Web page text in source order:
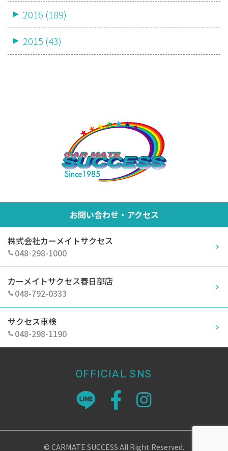
2016 (189)
2015 (43)
お問い合わせ・アクセス
株式会社カーメイトサクセス
048-298-1000
カーメイトサクセス春日部店
048-792-0333
サクセス車検
048-298-1190
OFFICIAL SNS
© CARMATE SUCCESS All Right Reserved.